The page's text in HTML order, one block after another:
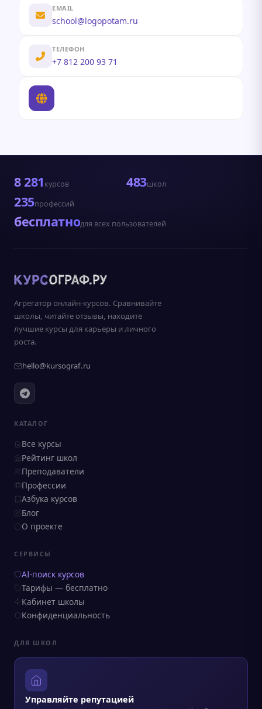
EMAIL
school@logopotam.ru
ТЕЛЕФОН
+7 812 200 93 71
8 281 курсов 483школ
235профессий
бесплатнодля всех пользователей
Агрегатор онлайн-курсов. Сравнивайте
школы, читайте отзывы, находите
лучшие курсы для карьеры и личного
роста.
hello@kursograf.ru
КАТАЛОГ
Все курсы
Рейтинг школ
Преподаватели
Профессии
Азбука курсов
Блог
О проекте
СЕРВИСЫ
AI-поиск курсов
Тарифы — бесплатно
Кабинет школы
Конфиденциальность
ДЛЯ ШКОЛ
Управляйте репутацией